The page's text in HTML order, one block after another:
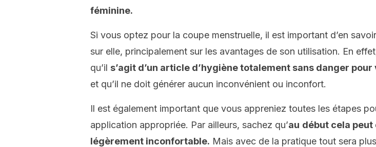
féminine.
Si vous optez pour la coupe menstruelle, il est important d’en
sur elle, principalement sur les avantages de son utilisation. En
qu’il s’agit d’un article d’hygiène totalement sans danger
et qu’il ne doit générer aucun inconvénient ou inconfort.
Il est également important que vous appreniez toutes les étapes
application appropriée. Par ailleurs, sachez qu’au début cela peut
légèrement inconfortable. Mais avec de la pratique tout sera